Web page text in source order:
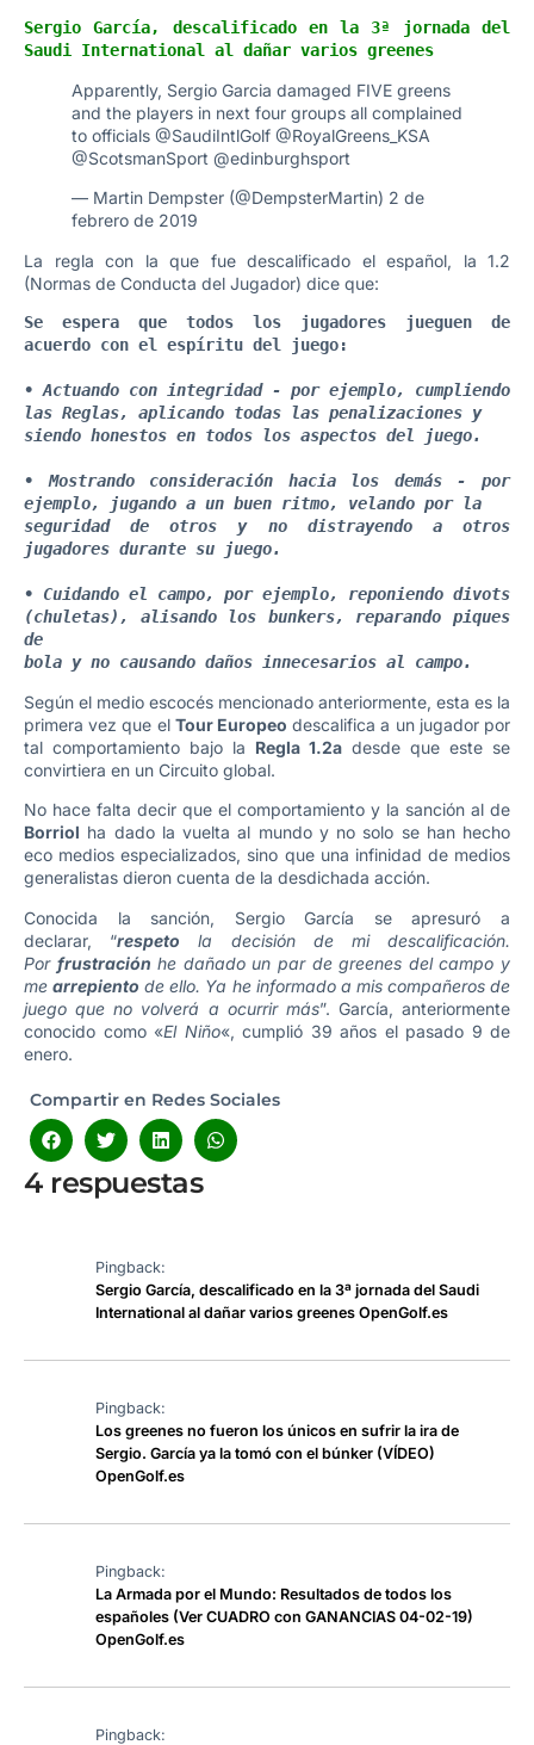
Sergio García, descalificado en la 3ª jornada del
Saudi International al dañar varios greenes
Apparently, Sergio Garcia damaged FIVE greens
and the players in next four groups all complained
to officials @SaudiIntlGolf @RoyalGreens_KSA
@ScotsmanSport @edinburghsport
— Martin Dempster (@DempsterMartin) 2 de
febrero de 2019
La regla con la que fue descalificado el español, la 1.2
(Normas de Conducta del Jugador) dice que:
Se espera que todos los jugadores jueguen de
acuerdo con el espíritu del juego:
• Actuando con integridad - por ejemplo, cumpliendo
las Reglas, aplicando todas las penalizaciones y
siendo honestos en todos los aspectos del juego.
• Mostrando consideración hacia los demás - por
ejemplo, jugando a un buen ritmo, velando por la
seguridad de otros y no distrayendo a otros
jugadores durante su juego.
• Cuidando el campo, por ejemplo, reponiendo divots
(chuletas), alisando los bunkers, reparando piques
de
bola y no causando daños innecesarios al campo.
Según el medio escocés mencionado anteriormente, esta es la
primera vez que el Tour Europeo descalifica a un jugador por
tal comportamiento bajo la Regla 1.2a desde que este se
convirtiera en un Circuito global.
No hace falta decir que el comportamiento y la sanción al de
Borriol ha dado la vuelta al mundo y no solo se han hecho
eco medios especializados, sino que una infinidad de medios
generalistas dieron cuenta de la desdichada acción.
Conocida la sanción, Sergio García se apresuró a
declarar, “respeto la decisión de mi descalificación.
Por frustración he dañado un par de greenes del campo y
mearrepiento de ello. Ya he informado a mis compañeros de
juego que no volverá a ocurrir más”. García, anteriormente
conocido como «El Niño«, cumplió 39 años el pasado 9 de
enero.
Compartir en Redes Sociales
4 respuestas
Pingback:
Sergio García, descalificado en la 3ª jornada del Saudi
International al dañar varios greenes OpenGolf.es
Pingback:
Los greenes no fueron los únicos en sufrir la ira de
Sergio. García ya la tomó con el búnker (VÍDEO)
OpenGolf.es
Pingback:
La Armada por el Mundo: Resultados de todos los
españoles (Ver CUADRO con GANANCIAS 04-02-19)
OpenGolf.es
Pingback: